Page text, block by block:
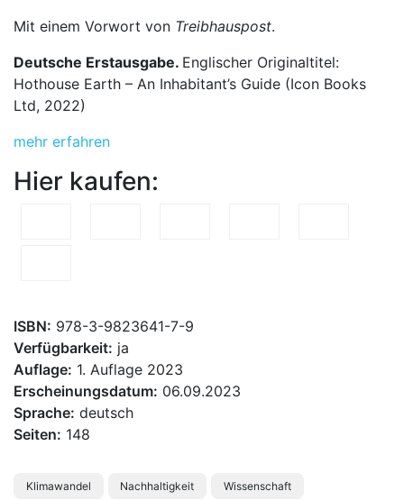
Mit einem Vorwort von Treibhauspost.
Deutsche Erstausgabe. Englischer Originaltitel:
Hothouse Earth – An Inhabitant’s Guide (Icon Books
Ltd, 2022)
mehr erfahren
Hier kaufen:
ISBN: 978-3-9823641-7-9
Verfügbarkeit: ja
Auflage: 1. Auflage 2023
Erscheinungsdatum: 06.09.2023
Sprache: deutsch
Seiten: 148
Klimawandel Nachhaltigkeit Wissenschaft